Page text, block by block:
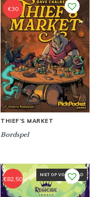
THIEF’S MARKET
Bordspel
€30
NIET OP VOORRAAD
€82,50